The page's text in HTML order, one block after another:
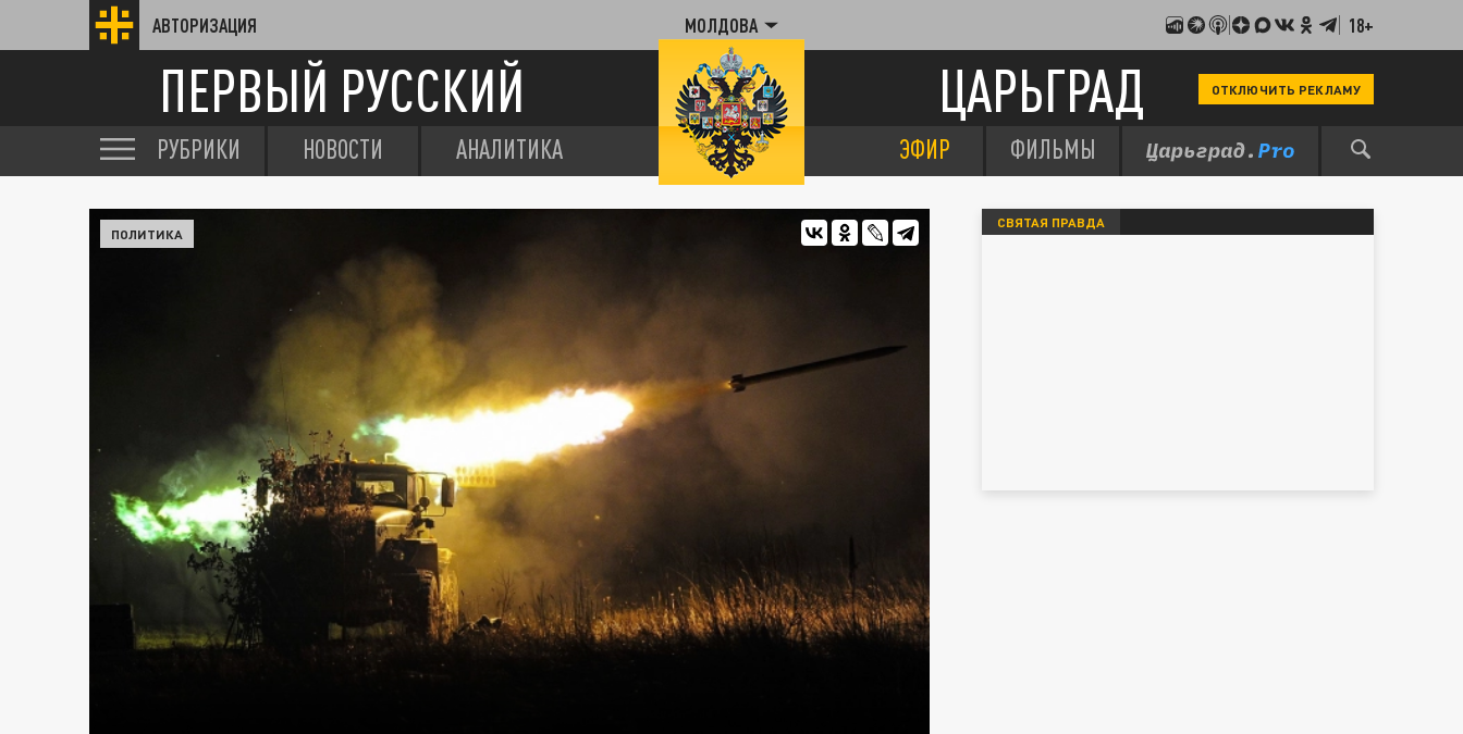
АВТОРИЗАЦИЯ МОЛДОВА 18+
ПЕРВЫЙ РУССКИЙ ЦАРЬГРАД ОТКЛЮЧИТЬ РЕКЛАМУ
РУБРИКИ НОВОСТИ АНАЛИТИКА ЭФИР ФИЛЬМЫ
ПОЛИТИКА
СВЯТАЯ ПРАВДА